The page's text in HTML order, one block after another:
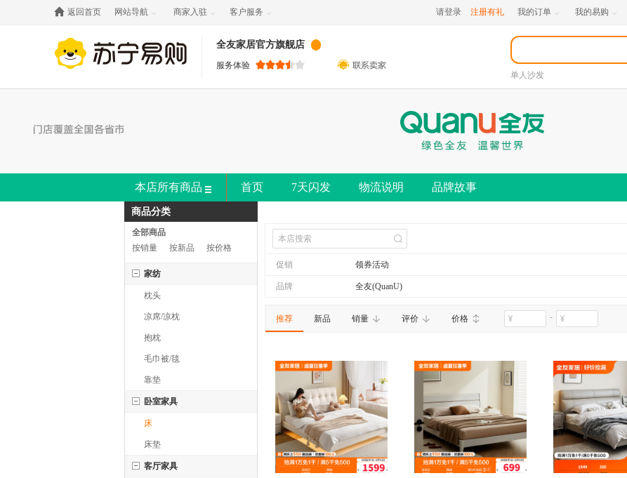
 返回首页 网站导航  商家入驻  客户服务  请登录 注册有礼 我的订单  我的易购 
单人沙发
全友家居官方旗舰店
服务体验
本店所有商品 首页 7天闪发 物流说明 品牌故事
商品分类
全部商品
按销量
按新品 按价格
家纺
枕头
凉席/凉枕
抱枕
毛巾被/毯
靠垫
卧室家具
床
床垫
客厅家具
促销 领券活动
品牌 全友(QuanU)
推荐 新品 销量 评价 价格 -